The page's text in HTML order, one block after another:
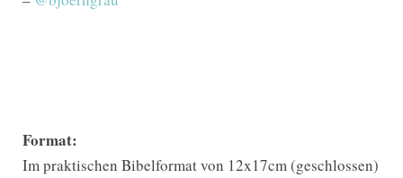
Format:
Im praktischen Bibelformat von 12x17cm (geschlossen)